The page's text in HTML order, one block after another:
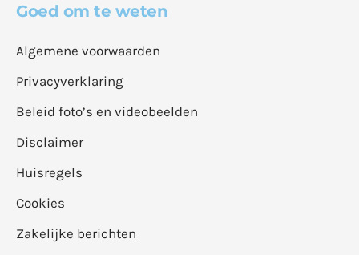
Goed om te weten
Algemene voorwaarden
Privacyverklaring
Beleid foto’s en videobeelden
Disclaimer
Huisregels
Cookies
Zakelijke berichten